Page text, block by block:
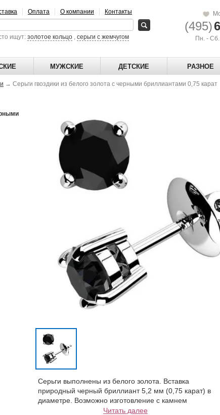
Оплата О компании Контакты
ищут: золотое кольцо , серьги с жемчугом
(495)
Пн. -
МУЖСКИЕ ДЕТСКИЕ РАЗНОЕ
→ Серьги гвоздики из белого золота с черными бриллиантами 0,75 карат
Серьги выполнены из белого золота. Вставка
природный черный бриллиант 5,2 мм (0,75 карат) в
диаметре. Возможно изготовление с камнем
большего диаметра до 6,5 мм. Так же возможно
Читать далее